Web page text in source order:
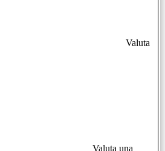
Valuta
Valuta una